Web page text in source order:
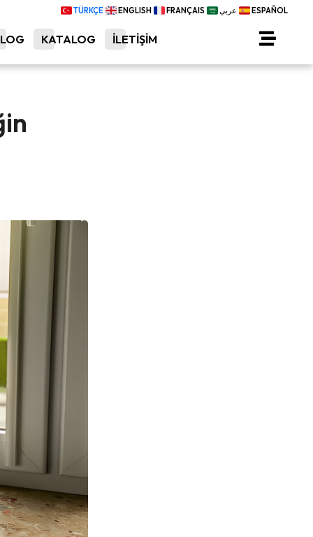
KATALOG İLETİŞİM
TÜRKÇE ENGLISH FRANÇAIS عربي ESPAÑOL